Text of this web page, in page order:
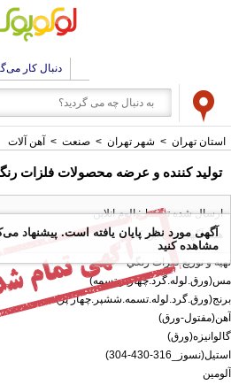
دنبال کار
استان تهران > شهر تهران > صنعت > آهن آلات
تولید کننده و عرضه محصولات فلزات
ارسال شده توسط : الوم انلاین
همه آگهی های این کاربر
تهيه و توزيع فلزات رنگي
مس(ورق.لوله.گرد.چهارپر.تسمه)
برنج(ورق.گرد.لوله.تسمه.ششپر.چهار پر)
آهن(مفتول-ورق)
گالوانيزه(ورق)
استيل(نسوز_316-430-304)
آلومين
آگهی مورد نظر پایان یافته است. پیشنهاد
مشاهده کنید